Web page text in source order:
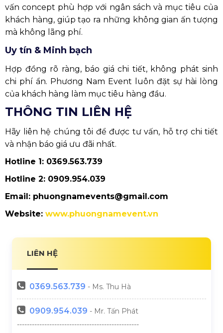
vấn concept phù hợp với ngân sách và mục tiêu của
khách hàng, giúp tạo ra những không gian ấn tượng
mà không lãng phí.
Uy tín & Minh bạch
Hợp đồng rõ ràng, báo giá chi tiết, không phát sinh
chi phí ẩn. Phương Nam Event luôn đặt sự hài lòng
của khách hàng làm mục tiêu hàng đầu.
THÔNG TIN LIÊN HỆ
Hãy liên hệ chúng tôi để được tư vấn, hỗ trợ chi tiết
và nhận báo giá ưu đãi nhất.
Hotline 1: 0369.563.739
Hotline 2: 0909.954.039
Email: phuongnamevents@gmail.com
Website: www.phuongnamevent.vn
LIÊN HỆ
0369.563.739 - Ms. Thu Hà
0909.954.039 - Mr. Tấn Phát
-------------------------------------------------